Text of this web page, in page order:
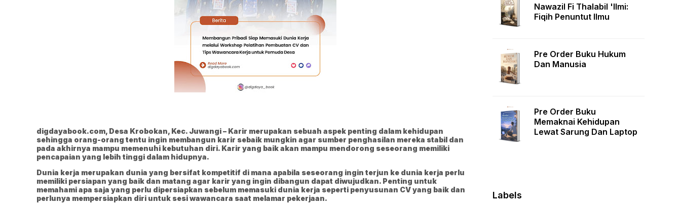
digdayabook.com, Desa Krobokan, Kec. Juwangi – Karir merupakan sebuah aspek penting dalam kehidupan
sehingga orang-orang tentu ingin membangun karir sebaik mungkin agar sumber penghasilan mereka stabil dan
pada akhirnya mampu memenuhi kebutuhan diri. Karir yang baik akan mampu mendorong seseorang memiliki
pencapaian yang lebih tinggi dalam hidupnya.
Dunia kerja merupakan dunia yang bersifat kompetitif di mana apabila seseorang ingin terjun ke dunia kerja perlu
memiliki persiapan yang baik dan matang agar karir yang ingin dibangun dapat diwujudkan. Penting untuk
memahami apa saja yang perlu dipersiapkan sebelum memasuki dunia kerja seperti penyusunan CV yang baik dan
perlunya mempersiapkan diri untuk sesi wawancara saat melamar pekerjaan.
Nawazil Fi Thalabil 'Ilmi:
Fiqih Penuntut Ilmu
Pre Order Buku Hukum
Dan Manusia
Pre Order Buku
Memaknai Kehidupan
Lewat Sarung Dan Laptop
Labels